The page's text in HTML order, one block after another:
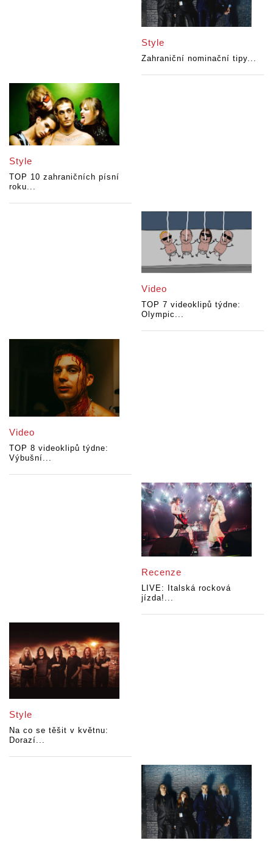
Style
Zahraniční nominační tipy...
Style
TOP 10 zahraničních písní
roku...
Video
TOP 7 videoklipů týdne:
Olympic...
Video
TOP 8 videoklipů týdne:
Výbušní...
Recenze
LIVE: Italská rocková
jízda!...
Style
Na co se těšit v květnu:
Dorazí...